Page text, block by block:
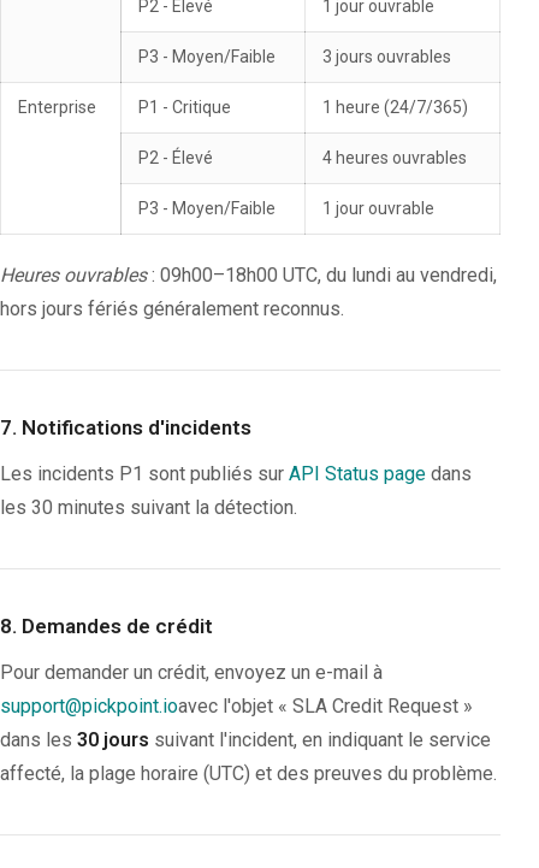
P2 - Élevé 1 jour ouvrable
P3 - Moyen/Faible 3 jours ouvrables
Enterprise P1 - Critique 1 heure (24/7/365)
P2 - Élevé 4 heures ouvrables
P3 - Moyen/Faible 1 jour ouvrable
Heures ouvrables: 09h00–18h00 UTC, du lundi au vendredi,
hors jours fériés généralement reconnus.
7. Notifications d'incidents
Les incidents P1 sont publiés sur API Status page dans
les 30 minutes suivant la détection.
8. Demandes de crédit
Pour demander un crédit, envoyez un e-mail à
support@pickpoint.ioavec l'objet « SLA Credit Request »
dans les 30 jours suivant l'incident, en indiquant le service
affecté, la plage horaire (UTC) et des preuves du problème.